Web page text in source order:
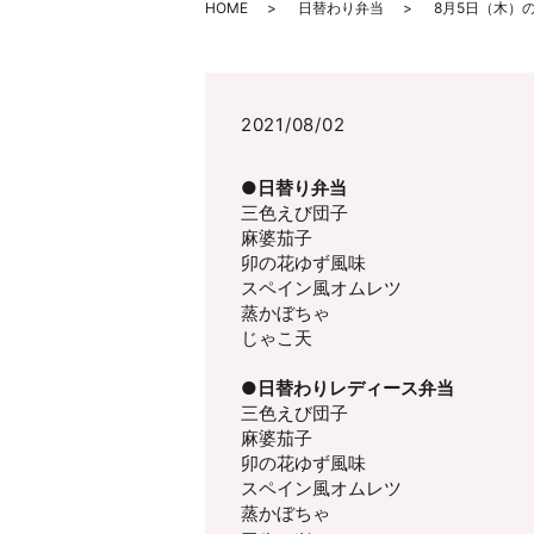
HOME 日替わり弁当 8月5日（木）
2021/08/02
●日替り弁当
三色えび団子
麻婆茄子
卯の花ゆず風味
スペイン風オムレツ
蒸かぼちゃ
じゃこ天
●日替わりレディース弁当
三色えび団子
麻婆茄子
卯の花ゆず風味
スペイン風オムレツ
蒸かぼちゃ